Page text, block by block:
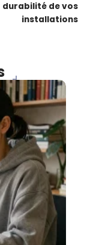
durabilité de vos
installations